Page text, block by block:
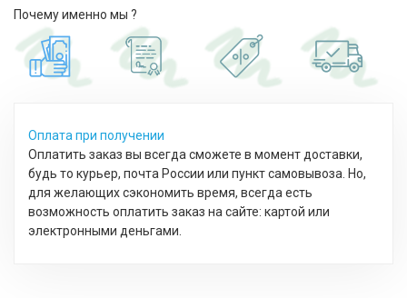
Почему именно мы ?
Оплата при получении
Оплатить заказ вы всегда сможете в момент доставки,
будь то курьер, почта России или пункт самовывоза. Но,
для желающих сэкономить время, всегда есть
возможность оплатить заказ на сайте: картой или
электронными деньгами.